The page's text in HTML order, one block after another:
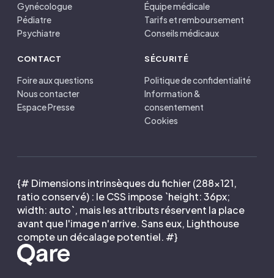
Gynécologue
Pédiatre
Psychiatre
Équipe médicale
Tarifs et remboursement
Conseils médicaux
CONTACT
Foire aux questions
Nous contacter
Espace Presse
SÉCURITÉ
Politique de confidentialité
Information &
consentement
Cookies
{# Dimensions intrinsèques du fichier (288×121,
ratio conservé) : le CSS impose `height: 36px;
width: auto`, mais les attributs réservent la place
avant que l'image n'arrive. Sans eux, Lighthouse
compte un décalage potentiel. #}